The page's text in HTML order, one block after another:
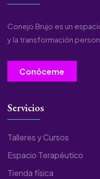
Conejo Brujo es un
y la transformación
Conóceme
Servicios
Talleres y Cursos
Espacio Terapéutico
Tienda física